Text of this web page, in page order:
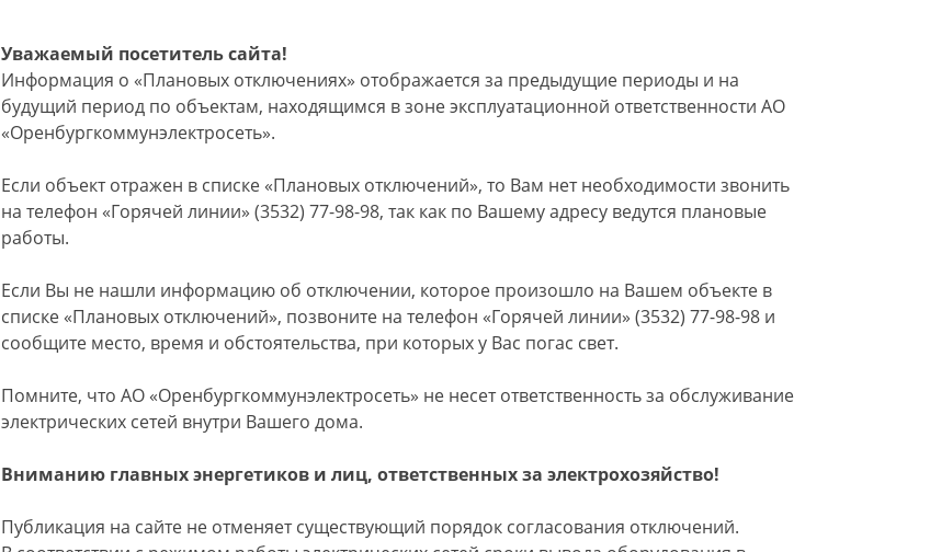
Уважаемый посетитель сайта!
Информация о «Плановых отключениях» отображается за предыдущие периоды и на
будущий период по объектам, находящимся в зоне эксплуатационной ответственности АО
«Оренбургкоммунэлектросеть».
Если объект отражен в списке «Плановых отключений», то Вам нет необходимости звонить
на телефон «Горячей линии» (3532) 77-98-98, так как по Вашему адресу ведутся плановые
работы.
Если Вы не нашли информацию об отключении, которое произошло на Вашем объекте в
списке «Плановых отключений», позвоните на телефон «Горячей линии» (3532) 77-98-98 и
сообщите место, время и обстоятельства, при которых у Вас погас свет.
Помните, что АО «Оренбургкоммунэлектросеть» не несет ответственность за обслуживание
электрических сетей внутри Вашего дома.
Вниманию главных энергетиков и лиц, ответственных за электрохозяйство!
Публикация на сайте не отменяет существующий порядок согласования отключений.